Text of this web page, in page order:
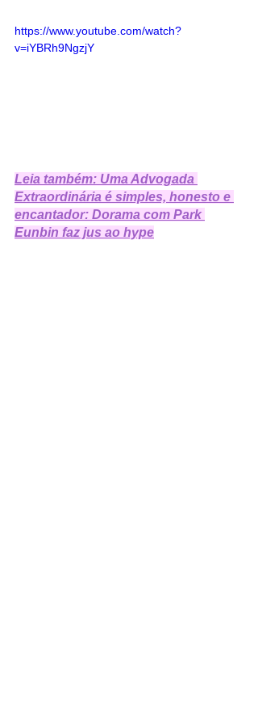
https://www.youtube.com/watch?
v=iYBRh9NgzjY
Leia também: Uma Advogada
Extraordinária é simples, honesto e
encantador: Dorama com Park
Eunbin faz jus ao hype